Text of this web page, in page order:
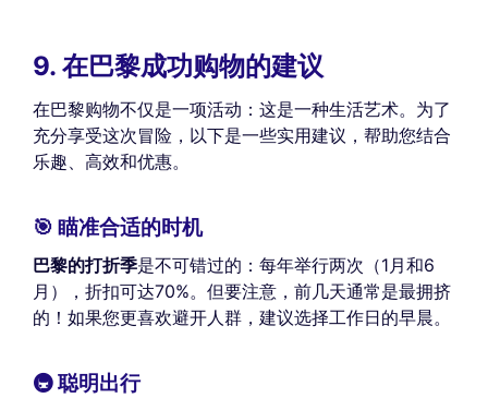
9. 在巴黎成功购物的建议
在巴黎购物不仅是一项活动：这是一种生活艺术。为了
充分享受这次冒险，以下是一些实用建议，帮助您结合
乐趣、高效和优惠。
🎯 瞄准合适的时机
巴黎的打折季是不可错过的：每年举行两次（1月和6
月），折扣可达70%。但要注意，前几天通常是最拥挤
的！如果您更喜欢避开人群，建议选择工作日的早晨。
🚇 聪明出行